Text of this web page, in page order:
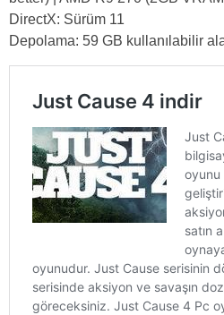
DirectX: Sürüm 11
Depolama: 59 GB kullanılabilir